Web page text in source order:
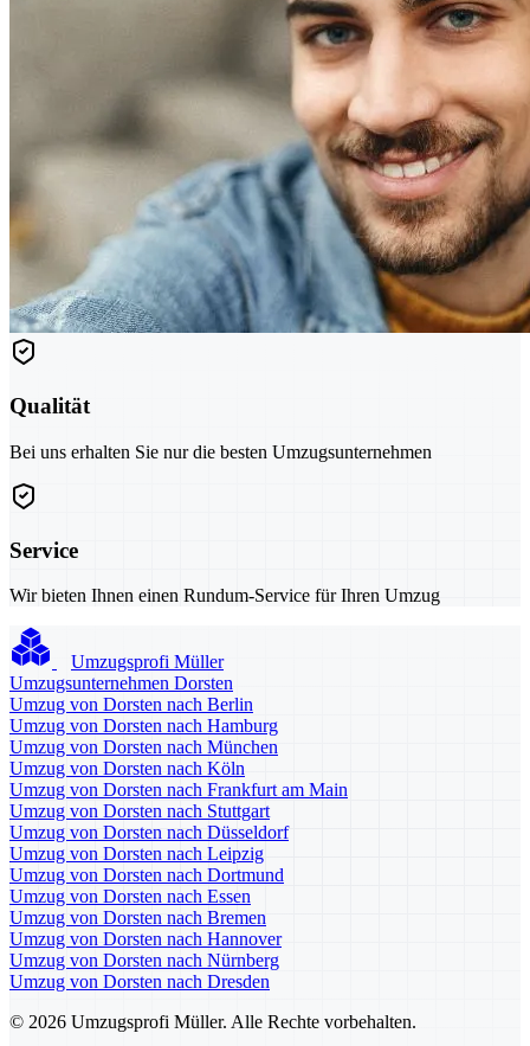
Qualität
Bei uns erhalten Sie nur die besten Umzugsunternehmen
Service
Wir bieten Ihnen einen Rundum-Service für Ihren Umzug
Umzugsprofi Müller
Umzugsunternehmen Dorsten
Umzug von Dorsten nach Berlin
Umzug von Dorsten nach Hamburg
Umzug von Dorsten nach München
Umzug von Dorsten nach Köln
Umzug von Dorsten nach Frankfurt am Main
Umzug von Dorsten nach Stuttgart
Umzug von Dorsten nach Düsseldorf
Umzug von Dorsten nach Leipzig
Umzug von Dorsten nach Dortmund
Umzug von Dorsten nach Essen
Umzug von Dorsten nach Bremen
Umzug von Dorsten nach Hannover
Umzug von Dorsten nach Nürnberg
Umzug von Dorsten nach Dresden
© 2026 Umzugsprofi Müller. Alle Rechte vorbehalten.